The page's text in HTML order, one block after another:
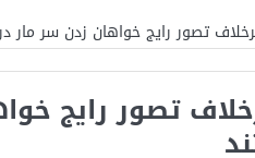
تصور رایج خواهان زدن سر مار
تصور رایج